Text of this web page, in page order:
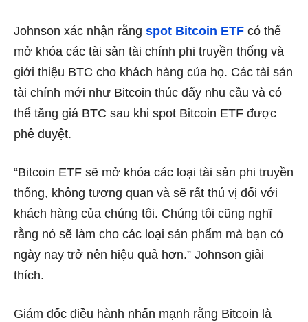
Johnson xác nhận rằng spot Bitcoin ETF có thể
mở khóa các tài sản tài chính phi truyền thống và
giới thiệu BTC cho khách hàng của họ. Các tài sản
tài chính mới như Bitcoin thúc đẩy nhu cầu và có
thể tăng giá BTC sau khi spot Bitcoin ETF được
phê duyệt.
“Bitcoin ETF sẽ mở khóa các loại tài sản phi truyền
thống, không tương quan và sẽ rất thú vị đối với
khách hàng của chúng tôi. Chúng tôi cũng nghĩ
rằng nó sẽ làm cho các loại sản phẩm mà bạn có
ngày nay trở nên hiệu quả hơn.” Johnson giải
thích.
Giám đốc điều hành nhấn mạnh rằng Bitcoin là